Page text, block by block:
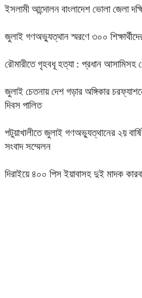
ইসলামী আন্দোলন বাংলাদেশ ভোলা জেলা
জুলাই গণঅভ্যুত্থান স্মরণে ৩০০
রৌমারীতে গৃহবধূ হত্যা : প্রধান আসামিসহ
জুলাই চেতনায় দেশ গড়ার অঙ্গিকার
দিবস পালিত
পটুয়াখালীতে জুলাই গণঅভ্যুত্থানের ২য়
সংবাদ সম্মেলন
দিরাইয়ে ৪০০ পিস ইয়াবাসহ দুই মাদক